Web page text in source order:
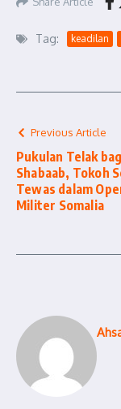
Tag: keadilan
Previous Article
Pukulan Telak
Shabaab, Tokoh
Tewas dalam
Militer Somalia